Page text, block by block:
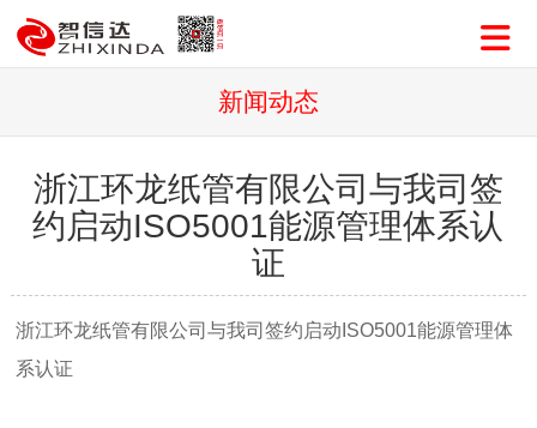
新闻动态
浙江环龙纸管有限公司与我司签
约启动ISO5001能源管理体系认
证
浙江环龙纸管有限公司与我司签约启动ISO5001能源管理体
系认证